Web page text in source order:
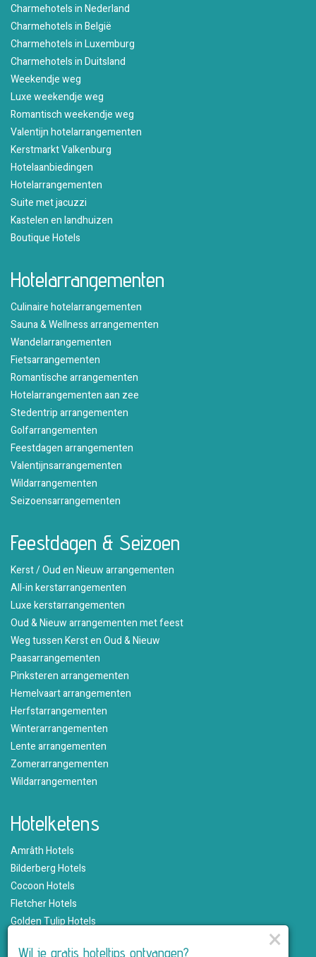
Charmehotels in Nederland
Charmehotels in België
Charmehotels in Luxemburg
Charmehotels in Duitsland
Weekendje weg
Luxe weekendje weg
Romantisch weekendje weg
Valentijn hotelarrangementen
Kerstmarkt Valkenburg
Hotelaanbiedingen
Hotelarrangementen
Suite met jacuzzi
Kastelen en landhuizen
Boutique Hotels
Hotelarrangementen
Culinaire hotelarrangementen
Sauna & Wellness arrangementen
Wandelarrangementen
Fietsarrangementen
Romantische arrangementen
Hotelarrangementen aan zee
Stedentrip arrangementen
Golfarrangementen
Feestdagen arrangementen
Valentijnsarrangementen
Wildarrangementen
Seizoensarrangementen
Feestdagen & Seizoen
Kerst / Oud en Nieuw arrangementen
All-in kerstarrangementen
Luxe kerstarrangementen
Oud & Nieuw arrangementen met feest
Weg tussen Kerst en Oud & Nieuw
Paasarrangementen
Pinksteren arrangementen
Hemelvaart arrangementen
Herfstarrangementen
Winterarrangementen
Lente arrangementen
Zomerarrangementen
Wildarrangementen
Hotelketens
Amrâth Hotels
Bilderberg Hotels
Cocoon Hotels
Fletcher Hotels
Golden Tulip Hotels
×
Wil je gratis hoteltips ontvangen?